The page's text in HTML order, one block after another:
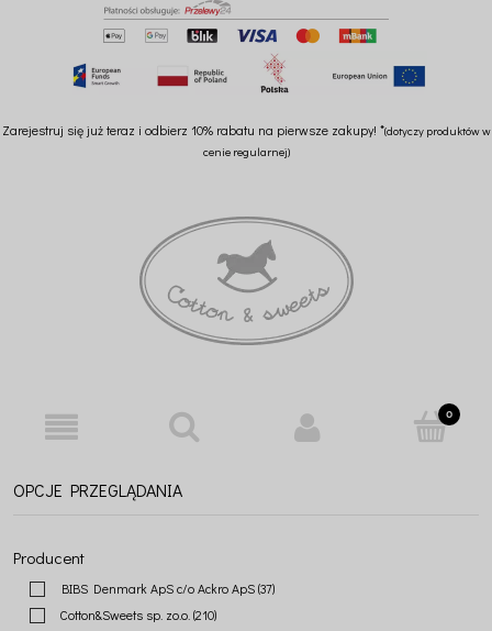
Zarejestruj się już teraz i odbierz 10% rabatu na pierwsze zakupy! *(dotyczy produktów w
cenie regularnej)
OPCJE PRZEGLĄDANIA
Producent
BIBS Denmark ApS c/o Ackro ApS(37)
Cotton&Sweets sp. zo.o. (210)